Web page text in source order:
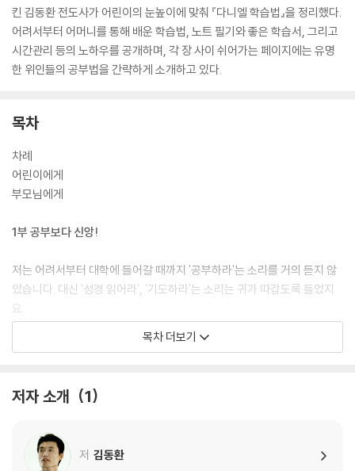
킨 김동환 전도사가 어린이의 눈높이에 맞춰 『다니엘 학습법』을 정리했다.
어려서부터 어머니를 통해 배운 학습법, 노트 필기와 좋은 학습서, 그리고
시간관리 등의 노하우를 공개하며, 각 장 사이 쉬어가는 페이지에는 유명
한 위인들의 공부법을 간략하게 소개하고 있다.
목차
차례
어린이에게
부모님에게
1부 공부보다 신앙!
저는 어려서부터 대학에 들어갈 때까지 '공부하라'는 소리를 거의 듣지 않
았습니다. 대신 '성경 읽어라', '기도하라'는 소리는 귀가 따갑도록 들었지
요.
1장 나의 어린 시절
을 사랑하며, 하나님을 위해 살도록 만들어졌으니까요.
3장 수업은 예배다
목차 더보기
저자 소개 1
저 김동환